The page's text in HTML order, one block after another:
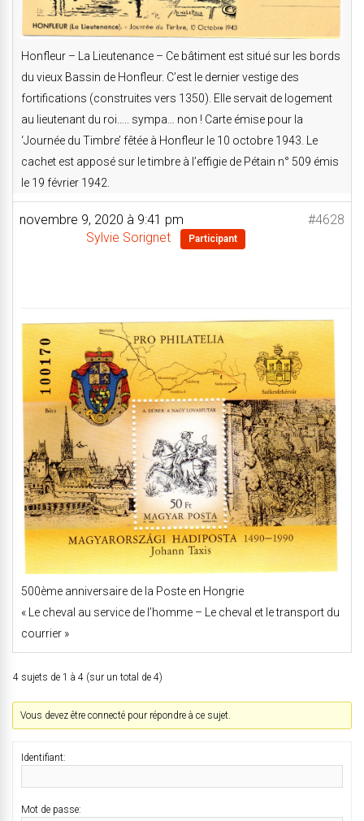
Honfleur – La Lieutenance – Ce bâtiment est situé sur les bords
du vieux Bassin de Honfleur. C’est le dernier vestige des
fortifications (construites vers 1350). Elle servait de logement
au lieutenant du roi….. sympa… non ! Carte émise pour la
‘Journée du Timbre’ fêtée à Honfleur le 10 octobre 1943. Le
cachet est apposé sur le timbre à l’effigie de Pétain n° 509 émis
le 19 février 1942.
novembre 9, 2020 à 9:41 pm
#4628
Sylvie Sorignet
Participant
500ème anniversaire de la Poste en Hongrie
« Le cheval au service de l’homme – Le cheval et le transport du
courrier »
4 sujets de 1 à 4 (sur un total de 4)
Vous devez être connecté pour répondre à ce sujet.
Identifiant:
Mot de passe: